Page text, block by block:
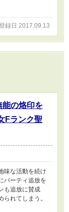
録日 2017.09.13
能の烙印を
Fランク聖
味な活動を続け
パーティ追放を
も追放に賛成
れてしまう。